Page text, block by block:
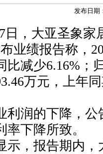
发布日期
，大亚圣象家
业绩报告称，
比减少6.16%；
万元，上年
利润的下降，
率下降所致。
示，报告期内